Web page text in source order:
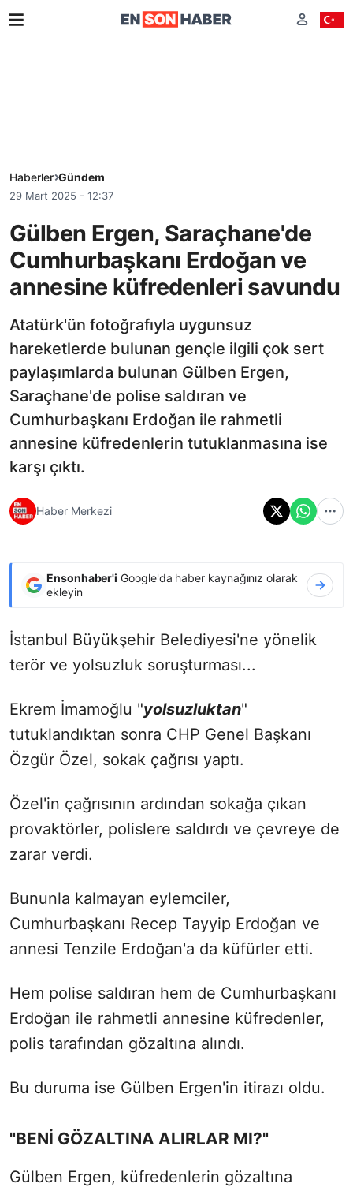
Haberler Gündem
29 Mart 2025 - 12:37
Gülben Ergen, Saraçhane'de
Cumhurbaşkanı Erdoğan ve
annesine küfredenleri savundu
Atatürk'ün fotoğrafıyla uygunsuz
hareketlerde bulunan gençle ilgili çok sert
paylaşımlarda bulunan Gülben Ergen,
Saraçhane'de polise saldıran ve
Cumhurbaşkanı Erdoğan ile rahmetli
annesine küfredenlerin tutuklanmasına ise
karşı çıktı.
Haber Merkezi
Ensonhaber'i Google'da haber kaynağınız olarak
ekleyin
İstanbul Büyükşehir Belediyesi'ne yönelik
terör ve yolsuzluk soruşturması...
Ekrem İmamoğlu "yolsuzluktan"
tutuklandıktan sonra CHP Genel Başkanı
Özgür Özel, sokak çağrısı yaptı.
Özel'in çağrısının ardından sokağa çıkan
provaktörler, polislere saldırdı ve çevreye de
zarar verdi.
Bununla kalmayan eylemciler,
Cumhurbaşkanı Recep Tayyip Erdoğan ve
annesi Tenzile Erdoğan'a da küfürler etti.
Hem polise saldıran hem de Cumhurbaşkanı
Erdoğan ile rahmetli annesine küfredenler,
polis tarafından gözaltına alındı.
Bu duruma ise Gülben Ergen'in itirazı oldu.
"BENİ GÖZALTINA ALIRLAR MI?"
Gülben Ergen, küfredenlerin gözaltına